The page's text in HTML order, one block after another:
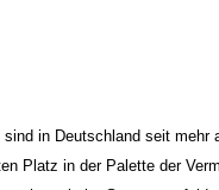
in Deutschland seit mehr
Platz in der Palette der